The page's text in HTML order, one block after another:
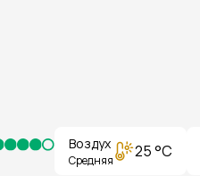
Воздух
Средняя 25 °C